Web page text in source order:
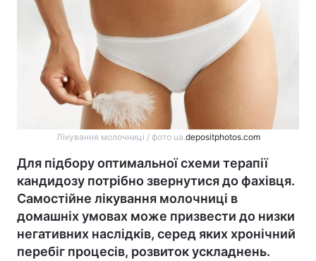
Лікування молочниці / фото ua.depositphotos.com
Для підбору оптимальної схеми терапії
кандидозу потрібно звернутися до фахівця.
Самостійне лікування молочниці в
домашніх умовах може призвести до низки
негативних наслідків, серед яких хронічний
перебіг процесів, розвиток ускладнень.